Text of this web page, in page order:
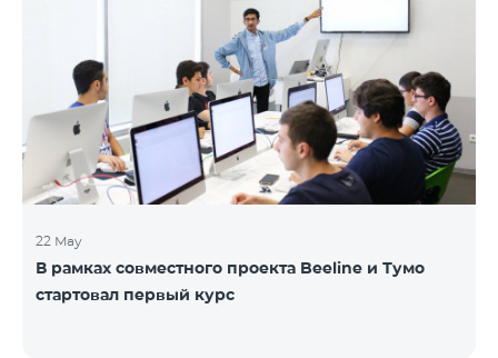
22 May
В рамках совместного проекта Beeline и Тумо
стартовал первый курс